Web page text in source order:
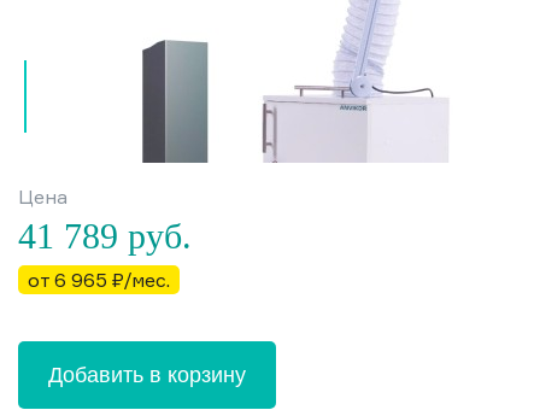
Цена
41 789 руб.
от 6 965 ₽/мес.
Добавить в корзину